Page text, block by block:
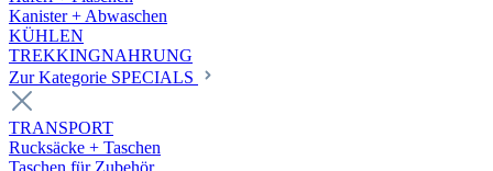
Kanister + Abwaschen
KÜHLEN
TREKKINGNAHRUNG
Zur Kategorie SPECIALS
TRANSPORT
Rucksäcke + Taschen
Taschen für Zubehör